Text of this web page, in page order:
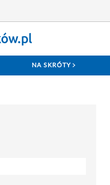
NA SKRÓTY